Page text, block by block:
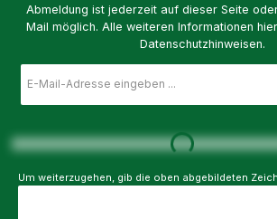
Abmeldung ist jederzeit auf dieser Seite
Mail möglich. Alle weiteren Informationen
Datenschutzhinweisen.
Mail-
Loading...
Um weiterzugehen, gib die oben abgebildeten